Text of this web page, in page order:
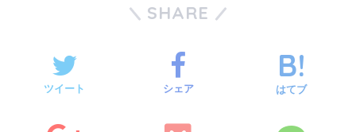
SHARE
ツイート シェア はてブ